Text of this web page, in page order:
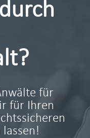
für
für Ihren